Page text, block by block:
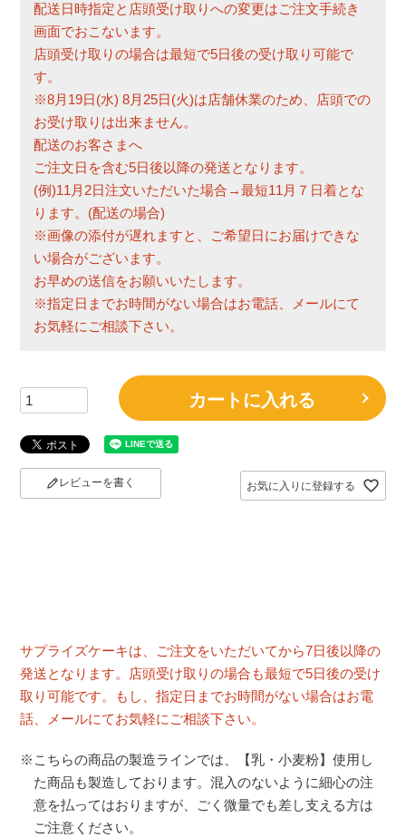
配送日時指定と店頭受け取りへの変更はご注文手続き
画面でおこないます。
店頭受け取りの場合は最短で5日後の受け取り可能で
す。
※8月19日(水) 8月25日(火)は店舗休業のため、店頭での
お受け取りは出来ません。
配送のお客さまへ
ご注文日を含む5日後以降の発送となります。
(例)11月2日注文いただいた場合→最短11月７日着とな
ります。(配送の場合)
※画像の添付が遅れますと、ご希望日にお届けできな
い場合がございます。
お早めの送信をお願いいたします。
※指定日までお時間がない場合はお電話、メールにて
お気軽にご相談下さい。
お気に入りに登録する
カートに入れる
レビューを書く
サプライズケーキは、ご注文をいただいてから7日後以降の
発送となります。店頭受け取りの場合も最短で5日後の受け
取り可能です。もし、指定日までお時間がない場合はお電
話、メールにてお気軽にご相談下さい。
※こちらの商品の製造ラインでは、【乳・小麦粉】使用し
た商品も製造しております。混入のないように細心の注
意を払ってはおりますが、ごく微量でも差し支える方は
ご注意ください。